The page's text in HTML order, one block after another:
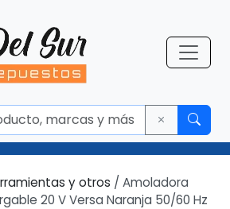
y otros / Amoladora
20 V Versa Naranja 50/60 Hz